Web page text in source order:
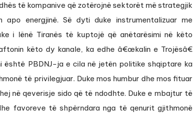
të kompanive që zotërojnë sektorët më strategjik
apo energjinë. Së dyti duke instrumentalizuar me
i lënë Tiranës të kuptojë që anëtarësimi në këto
këto dy kanale, ka edhe â€œkalin e Trojësâ€
PBDNJ-ja e cila në jetën politike shqiptare ka
të privilegjuar. Duke mos humbur dhe mos fituar
në qeverisje sido që të ndodhte. Duke e mbajtur të
favoreve të shpërndara nga të qenurit gjithmonë